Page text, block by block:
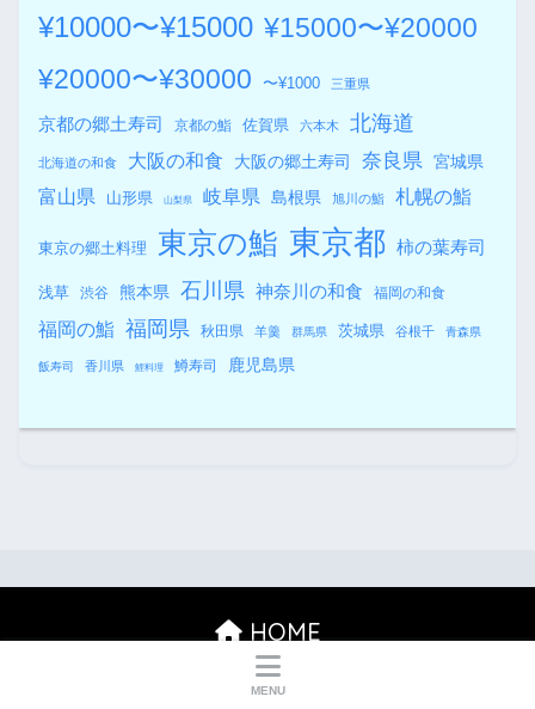
¥10000〜¥15000 ¥15000〜¥20000
¥20000〜¥30000
〜¥1000 三重県
京都の郷土寿司 京都の鮨 佐賀県 六本木 北海道
北海道の和食 大阪の和食 大阪の郷土寿司 奈良県 宮城県
富山県 山形県 山梨県 岐阜県 島根県 旭川の鮨 札幌の鮨
東京の郷土料理 東京の鮨 東京都 柿の葉寿司
浅草 渋谷 熊本県 石川県 神奈川の和食 福岡の和食
福岡の鮨 福岡県 秋田県 羊羹 群馬県 茨城県 谷根千 青森県
飯寿司 香川県 鯉料理 鱒寿司 鹿児島県
HOME
MENU